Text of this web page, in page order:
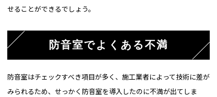
せることができるでしょう。
防音室でよくある不満
防音室はチェックすべき項目が多く、施工業者によって技術に差が
みられるため、せっかく防音室を導入したのに不満が出てしま